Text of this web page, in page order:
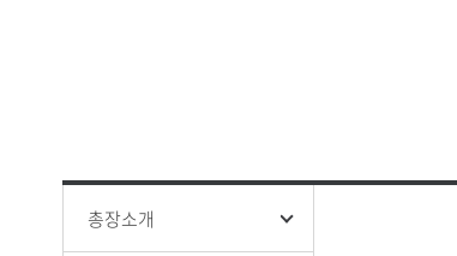
총장소개